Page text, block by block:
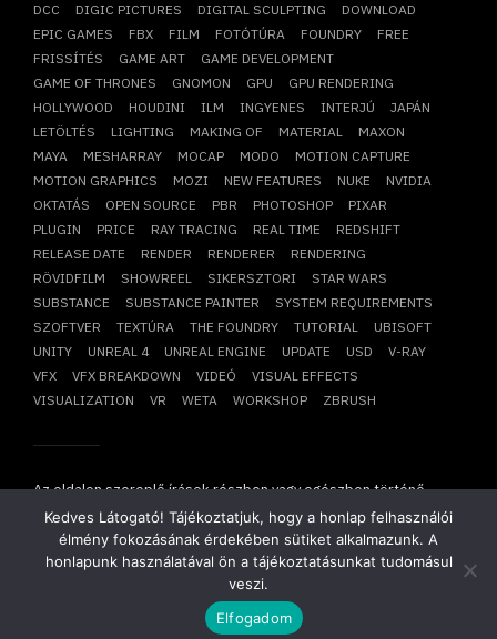
DCC
DIGIC PICTURES DIGITAL SCULPTING
DOWNLOAD
EPIC GAMES
FBX FILM FOTÓTÚRA FOUNDRY
FREE
FRISSÍTÉS
GAME ART
GAME DEVELOPMENT
GAME OF THRONES
GNOMON GPU
GPU RENDERING
HOLLYWOOD
HOUDINI ILM INGYENES INTERJÚ
JAPÁN
LETÖLTÉS
LIGHTING MAKING OF MATERIAL
MAXON
MAYA
MESHARRAY MOCAP MODO
MOTION CAPTURE
MOTION GRAPHICS
MOZI NEW FEATURES NUKE
NVIDIA
OKTATÁS
OPEN SOURCE PBR PHOTOSHOP
PIXAR
PLUGIN
PRICE RAY TRACING REAL TIME
REDSHIFT
RELEASE DATE
RENDER RENDERER
RENDERING
RÖVIDFILM
SHOWREEL SIKERSZTORI
STAR WARS
SUBSTANCE
SUBSTANCE PAINTER
SYSTEM REQUIREMENTS
SZOFTVER
TEXTÚRA THE FOUNDRY TUTORIAL
UBISOFT
UNITY
UNREAL 4 UNREAL ENGINE UPDATE USD
V-RAY
VFX
VFX BREAKDOWN VIDEÓ
VISUAL EFFECTS
VISUALIZATION
VR WETA WORKSHOP ZBRUSH
Az oldalon szereplő írások részben vagy egészben történő
átvétele, újraközlése csak írásbeli hozzájárulásunkkal
lehetséges!
Copyright © 2014-2026. Minden jog fenntartva.Mesharray Zrt.
Kedves Látogató! Tájékoztatjuk, hogy a honlap felhasználói
élmény fokozásának érdekében sütiket alkalmazunk. A
honlapunk használatával ön a tájékoztatásunkat tudomásul
veszi.
Elfogadom